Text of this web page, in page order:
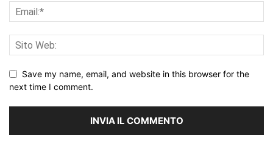
Save my name, email, and website in this browser for the
next time I comment.